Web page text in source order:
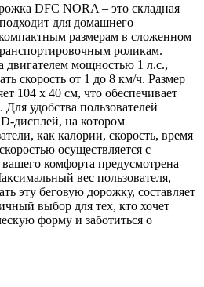
DFC NORA – это складная
для домашнего
размерам в сложенном
роликам.
двигателем мощностью 1 л.с.,
скорость от 1 до 8 км/ч. Размер
104 х 40 см, что обеспечивает
удобства пользователей
дисплей, на котором
как калории, скорость, время
осуществляется с
комфорта предусмотрена
вес пользователя,
эту беговую дорожку, составляет
выбор для тех, кто хочет
форму и заботиться о